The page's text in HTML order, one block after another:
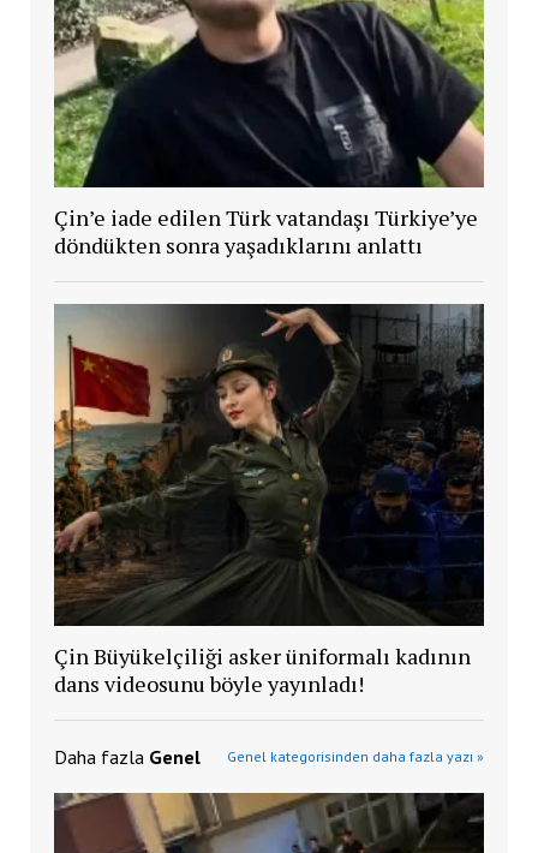
Çin’e iade edilen Türk vatandaşı Türkiye’ye
döndükten sonra yaşadıklarını anlattı
Çin Büyükelçiliği asker üniformalı kadının
dans videosunu böyle yayınladı!
Daha fazla Genel Genel kategorisinden daha fazla yazı »